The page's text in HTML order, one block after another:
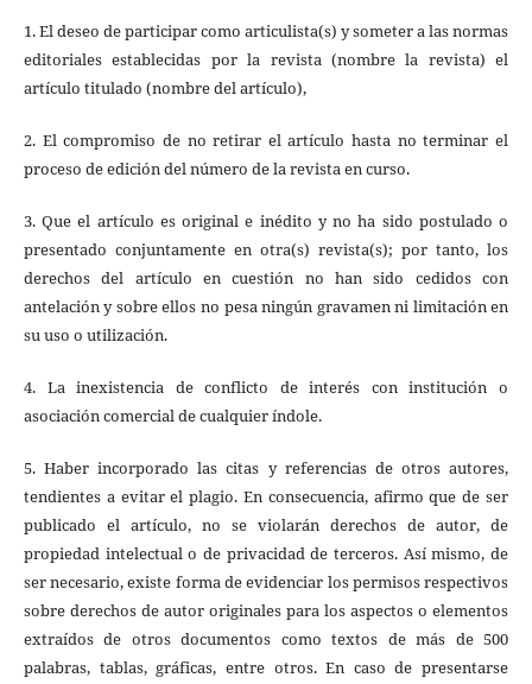
1. El deseo de participar como articulista(s) y someter a las normas
editoriales establecidas por la revista (nombre la revista) el
artículo titulado (nombre del artículo),
2. El compromiso de no retirar el artículo hasta no terminar el
proceso de edición del número de la revista en curso.
3. Que el artículo es original e inédito y no ha sido postulado o
presentado conjuntamente en otra(s) revista(s); por tanto, los
derechos del artículo en cuestión no han sido cedidos con
antelación y sobre ellos no pesa ningún gravamen ni limitación en
su uso o utilización.
4. La inexistencia de conflicto de interés con institución o
asociación comercial de cualquier índole.
5. Haber incorporado las citas y referencias de otros autores,
tendientes a evitar el plagio. En consecuencia, afirmo que de ser
publicado el artículo, no se violarán derechos de autor, de
propiedad intelectual o de privacidad de terceros. Así mismo, de
ser necesario, existe forma de evidenciar los permisos respectivos
sobre derechos de autor originales para los aspectos o elementos
extraídos de otros documentos como textos de más de 500
palabras, tablas, gráficas, entre otros. En caso de presentarse